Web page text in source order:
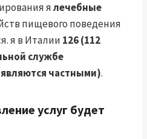
ялечебные
пищевого поведения
я в Италии 126 (112
службе
частными).
услуг будет